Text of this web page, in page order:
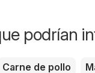
podrían
Carne de pollo